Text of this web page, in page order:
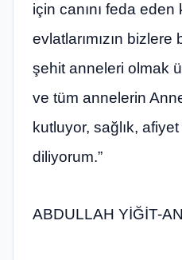
için canını feda eden
evlatlarımızın
şehit anneleri olmak
ve tüm annelerin
kutluyor, sağlık,
diliyorum.”
ABDULLAH YİĞİT-